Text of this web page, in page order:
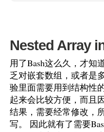
Nested Array
用了Bash这么久，才知
乏对嵌套数组，或者是
验里面需要用到结构性
起来会比较方便，而且
结果，需要经常修改，
写。 因此就有了需要